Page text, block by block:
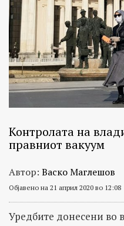
Контролата на
правниот вакуум
Автор: Васко Маглешов
Објавено на 21 април 2020 во 12:08
Уредбите донесени во